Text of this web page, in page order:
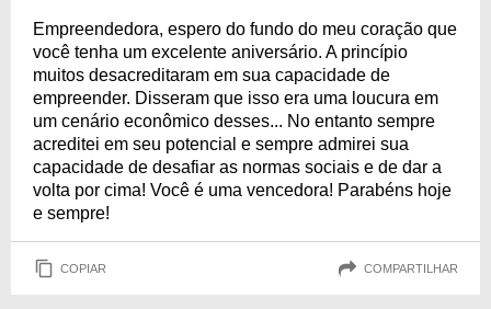
Empreendedora, espero do fundo do meu coração que
você tenha um excelente aniversário. A princípio
muitos desacreditaram em sua capacidade de
empreender. Disseram que isso era uma loucura em
um cenário econômico desses... No entanto sempre
acreditei em seu potencial e sempre admirei sua
capacidade de desafiar as normas sociais e de dar a
volta por cima! Você é uma vencedora! Parabéns hoje
e sempre!
COPIAR COMPARTILHAR